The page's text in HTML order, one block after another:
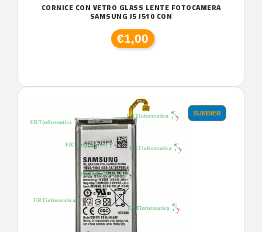
CORNICE CON VETRO GLASS LENTE FOTOCAMERA
SAMSUNG J5 J510 CON
€1,00
SUMMER